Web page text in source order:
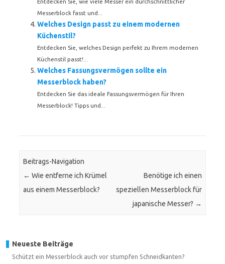
Messerblock fasst und...
Welches Design passt zu einem modernen
Küchenstil?
Entdecken Sie, welches Design perfekt zu Ihrem modernen
Küchenstil passt!...
Welches Fassungsvermögen sollte ein
Messerblock haben?
Entdecken Sie das ideale Fassungsvermögen für Ihren
Messerblock! Tipps und...
Beitrags-Navigation
← Wie entferne ich Krümel
aus einem Messerblock?
Benötige ich einen
speziellen Messerblock für
japanische Messer? →
Neueste Beiträge
Schützt ein Messerblock auch vor stumpfen Schneidkanten?